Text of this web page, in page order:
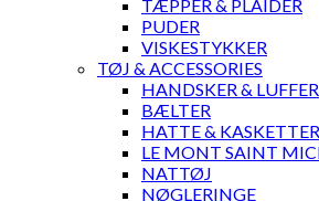
TÆPPER & PLAIDER
PUDER
VISKESTYKKER
TØJ & ACCESSORIES
HANDSKER & LUFFER
BÆLTER
HATTE & KASKETTER
LE MONT SAINT
NATTØJ
NØGLERINGE